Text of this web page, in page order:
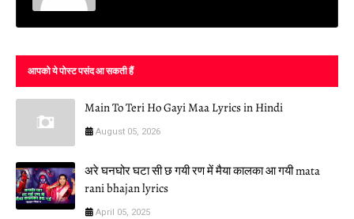
आपको ये पोस्ट पसंद आ सकती हैं
Main To Teri Ho Gayi Maa Lyrics in Hindi
August 05, 2026
अरे घनघोर घटा सी छ गयी रण में मैया कालका आ गयी mata
rani bhajan lyrics
April 05, 2025